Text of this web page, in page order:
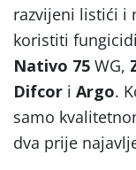
razvijeni listići i
koristiti fungicidi
Nativo 75 WG,
Difcor i Argo.
samo
dva prije